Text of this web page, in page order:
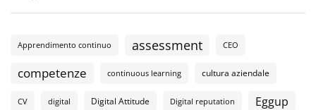
Apprendimento continuo assessment CEO
competenze continuous learning cultura aziendale
CV digital Digital Attitude Digital reputation Eggup